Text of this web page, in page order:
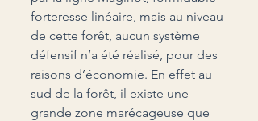
forteresse linéaire, mais au niveau
de cette forêt, aucun système
défensif n’a été réalisé, pour des
raisons d’économie. En effet au
sud de la forêt, il existe une
grande zone marécageuse que